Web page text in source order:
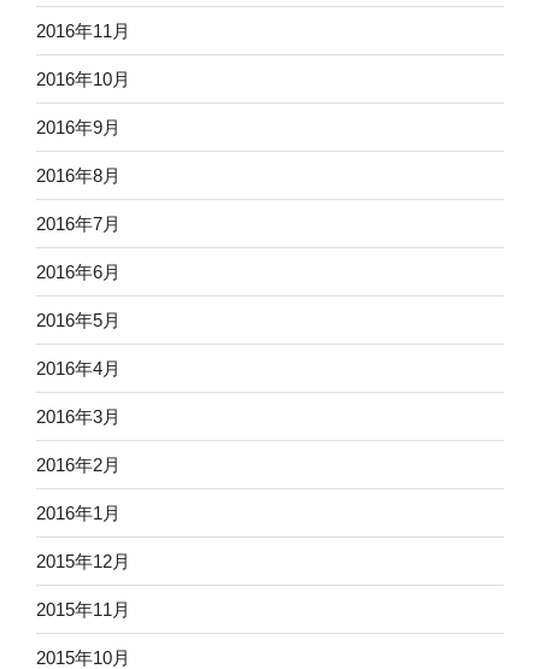
2016年11月
2016年10月
2016年9月
2016年8月
2016年7月
2016年6月
2016年5月
2016年4月
2016年3月
2016年2月
2016年1月
2015年12月
2015年11月
2015年10月